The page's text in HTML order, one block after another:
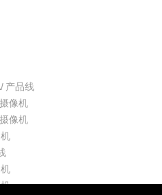
产品线
像机
像机